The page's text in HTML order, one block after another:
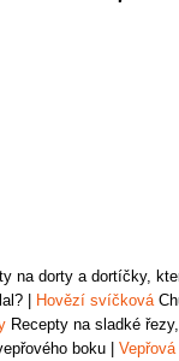
na dorty a dortíčky,
Hovězí svíčková
Recepty na sladké
boku